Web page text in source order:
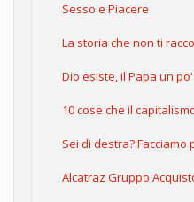
Sesso e Piacere
La storia che non ti
Dio esiste, il Papa un
10 cose che il
Sei di destra? Facciamo
Alcatraz Gruppo